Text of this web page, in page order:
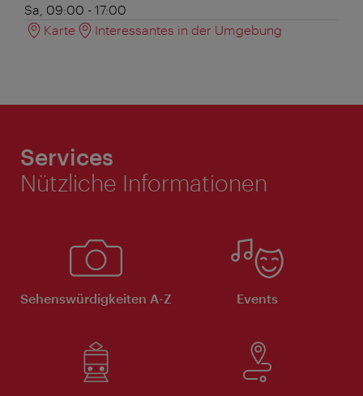
Sa, 09:00 - 17:00
Karte
Interessantes in der Umgebung
Services
Nützliche Informationen
Sehenswürdigkeiten A-Z Events